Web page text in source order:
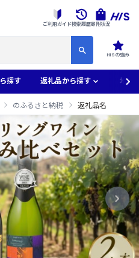
HISの強み
ご利用ガイド検索履歴寄附状況
探す 返礼品から探す 地域
のふるさと納税 返礼品名